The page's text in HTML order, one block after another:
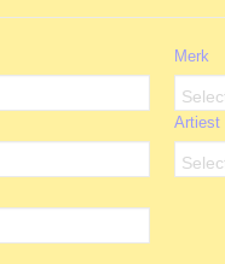
Merk
Artiest